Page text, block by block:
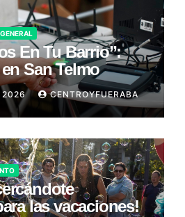
En Tu Barrio”:
San Telmo
2026 CENTROYFUERABA
las vacaciones!